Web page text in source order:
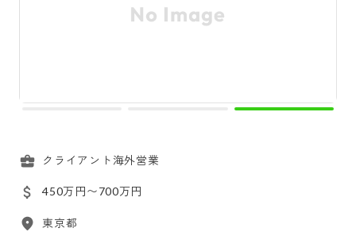
クライアント海外営業
450万円〜700万円
東京都